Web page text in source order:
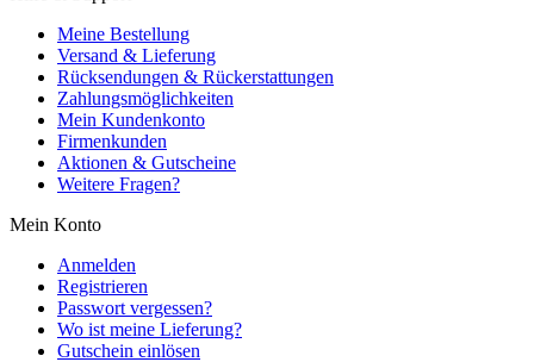
Meine Bestellung
Versand & Lieferung
Rücksendungen & Rückerstattungen
Zahlungsmöglichkeiten
Mein Kundenkonto
Firmenkunden
Aktionen & Gutscheine
Weitere Fragen?
Mein Konto
Anmelden
Registrieren
Passwort vergessen?
Wo ist meine Lieferung?
Gutschein einlösen